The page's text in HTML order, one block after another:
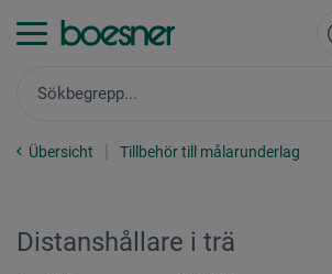
Übersicht Tillbehör till målarunderlag
Distanshållare i trä